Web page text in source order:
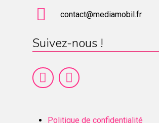
contact@mediamobil.fr
Suivez-nous !
Politique de confidentialité